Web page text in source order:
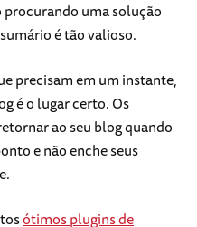
procurando uma solução
é tão valioso.
precisam em um instante,
é o lugar certo. Os
ao seu blog quando
e não enche seus
ótimos plugins de